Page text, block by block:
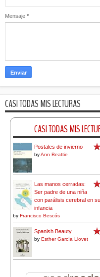
Mensaje *
CASI TODAS MIS LECTURAS
CASI TODAS MIS
Postales de invierno
byAnn Beattie
Las manos cerradas:
Ser padre de una niña
con parálisis cerebral en
infancia
by Francisco Bescós
Spanish Beauty
by Esther García Llovet